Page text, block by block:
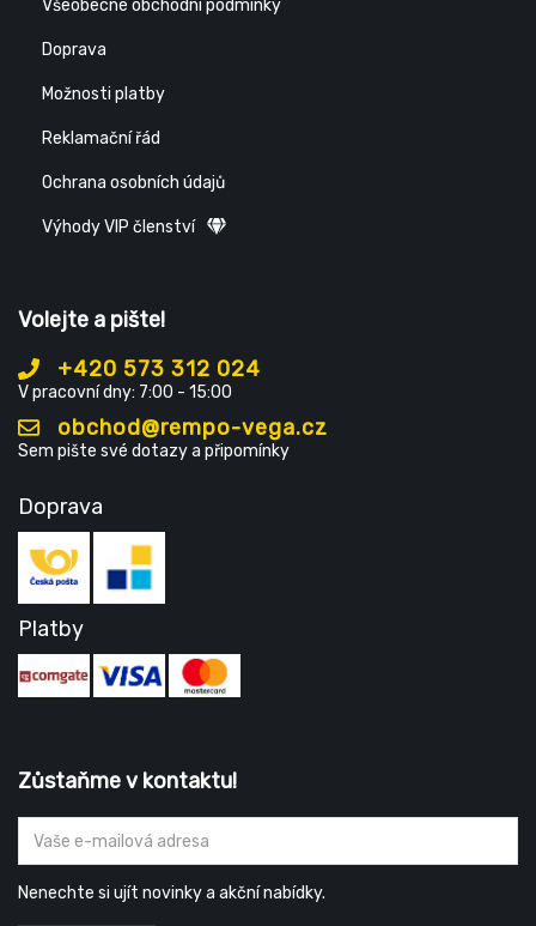
Všeobecné obchodní podmínky
Doprava
Možnosti platby
Reklamační řád
Ochrana osobních údajů
Výhody VIP členství
Volejte a pište!
+420 573 312 024
V pracovní dny: 7:00 - 15:00
obchod@rempo-vega.cz
Sem pište své dotazy a připomínky
Doprava
Platby
Zůstaňme v kontaktu!
Nenechte si ujít novinky a akční nabídky.